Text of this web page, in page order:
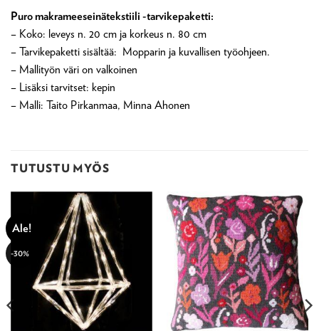
Puro makrameeseinätekstiili -tarvikepaketti:
– Koko: leveys n. 20 cm ja korkeus n. 80 cm
– Tarvikepaketti sisältää: Mopparin ja kuvallisen työohjeen.
– Mallityön väri on valkoinen
– Lisäksi tarvitset: kepin
– Malli: Taito Pirkanmaa, Minna Ahonen
TUTUSTU MYÖS
Ale!
-30%